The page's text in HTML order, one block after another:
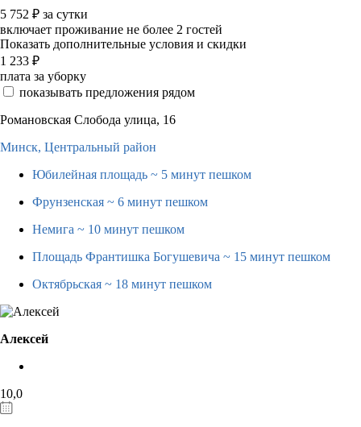
5 752 ₽ за сутки
включает проживание не более 2 гостей
Показать дополнительные условия и скидки
1 233 ₽
плата за уборку
показывать предложения рядом
Романовская Слобода улица, 16
Минск, Центральный район
Юбилейная площадь ~ 5 минут пешком
Фрунзенская ~ 6 минут пешком
Немига ~ 10 минут пешком
Площадь Франтишка Богушевича ~ 15 минут пешком
Октябрьская ~ 18 минут пешком
Алексей
10,0